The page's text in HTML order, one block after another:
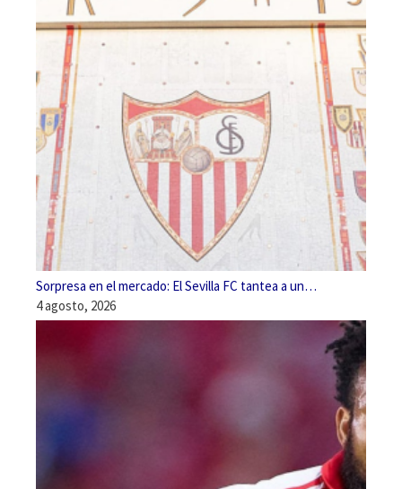
Sorpresa en el mercado: El Sevilla FC tantea a un…
4 agosto, 2026